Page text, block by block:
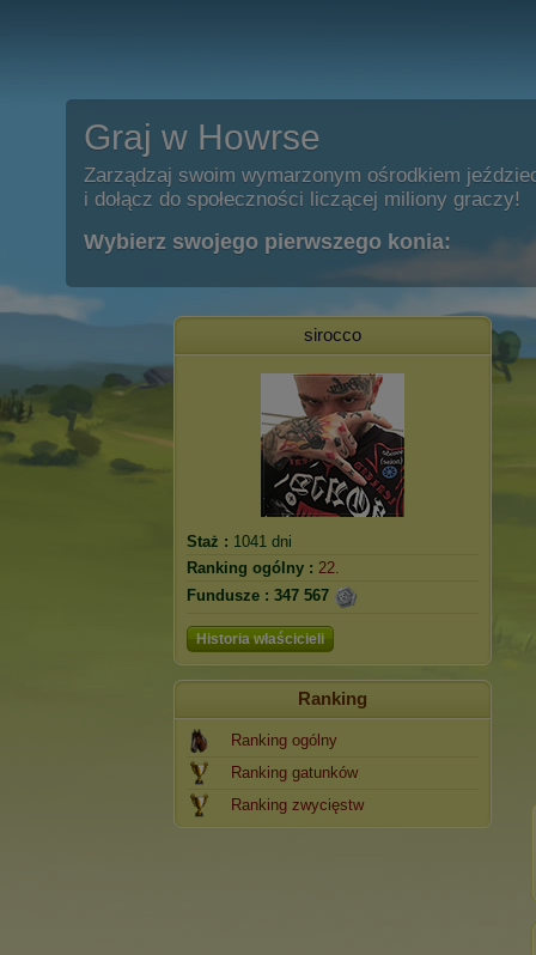
Graj w Howrse
Zarządzaj swoim wymarzonym ośrodkiem
i dołącz do społeczności liczącej miliony graczy!
Wybierz swojego pierwszego konia:
sirocco
Staż : 1041 dni
Ranking ogólny : 22.
Fundusze : 347 567
Historia właścicieli
Ranking
Ranking ogólny
Ranking gatunków
Ranking zwycięstw